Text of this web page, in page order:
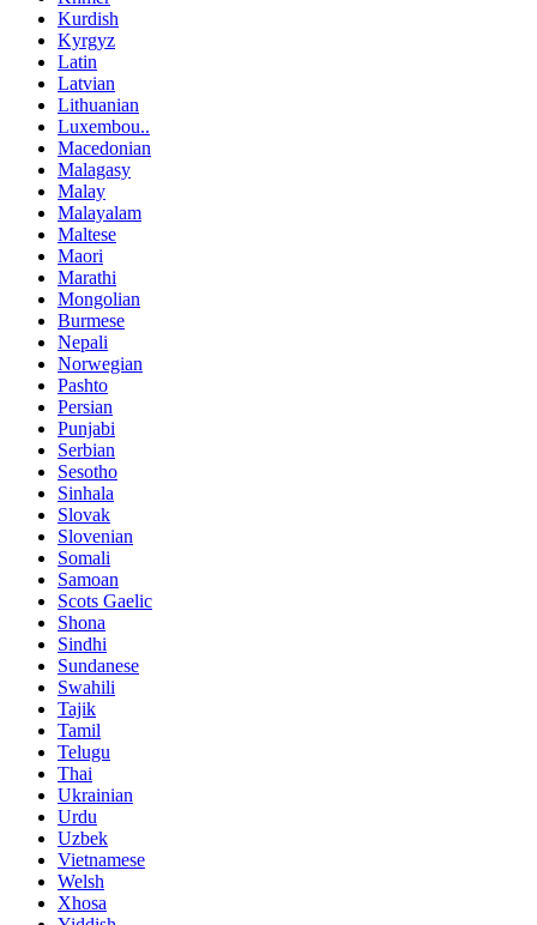
Kurdish
Kyrgyz
Latin
Latvian
Lithuanian
Luxembou..
Macedonian
Malagasy
Malay
Malayalam
Maltese
Maori
Marathi
Mongolian
Burmese
Nepali
Norwegian
Pashto
Persian
Punjabi
Serbian
Sesotho
Sinhala
Slovak
Slovenian
Somali
Samoan
Scots Gaelic
Shona
Sindhi
Sundanese
Swahili
Tajik
Tamil
Telugu
Thai
Ukrainian
Urdu
Uzbek
Vietnamese
Welsh
Xhosa